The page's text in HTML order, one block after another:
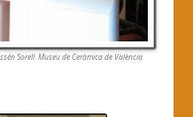
Sorell. Museu de Ceràmica de València